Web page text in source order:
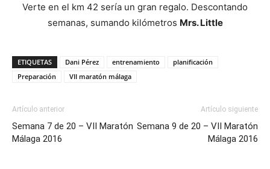
Verte en el km 42 sería un gran regalo. Descontando
semanas, sumando kilómetros Mrs. Little
ETIQUETAS Dani Pérez entrenamiento
planificación
Preparación
VII maratón málaga
Artículo anterior
Semana 7 de 20 – VII Maratón
Málaga 2016
Artículo siguiente
Semana 9 de 20 – VII Maratón
Málaga 2016